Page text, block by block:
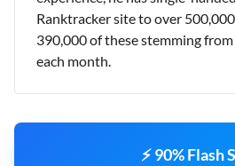
Ranktracker site to over
390,000 of these stemming
each month.
⚡ 90% Flash